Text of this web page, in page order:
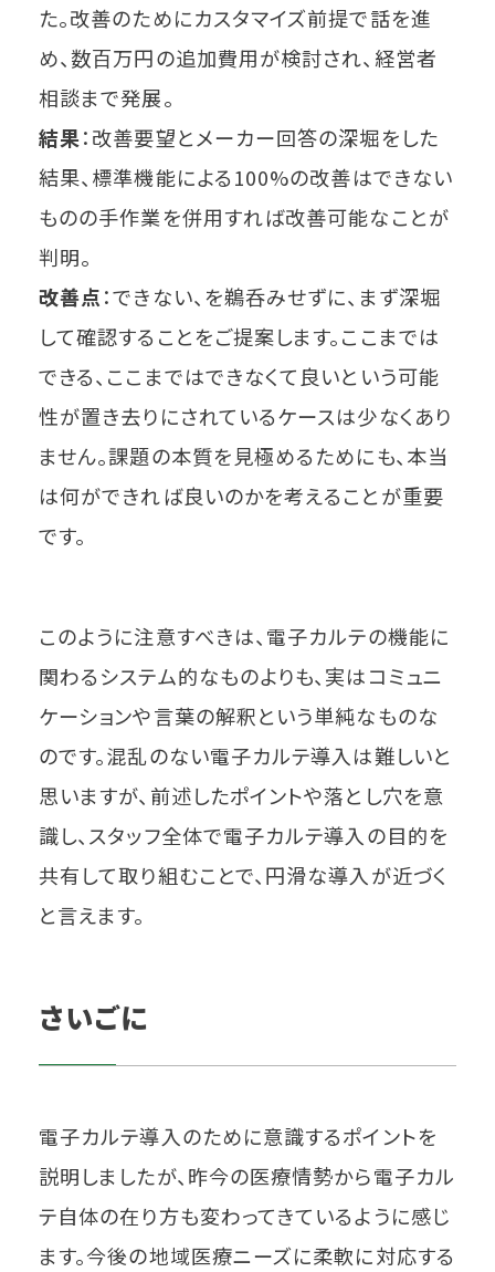
た。改善のためにカスタマイズ前提で話を進
め、数百万円の追加費用が検討され、経営者
相談まで発展。
結果：改善要望とメーカー回答の深堀をした
結果、標準機能による100%の改善はできない
ものの手作業を併用すれば改善可能なことが
判明。
改善点：できない、を鵜呑みせずに、まず深堀
して確認することをご提案します。ここまでは
できる、ここまではできなくて良いという可能
性が置き去りにされているケースは少なくあり
ません。課題の本質を見極めるためにも、本当
は何ができれば良いのかを考えることが重要
です。
このように注意すべきは、電子カルテの機能に
関わるシステム的なものよりも、実はコミュニ
ケーションや言葉の解釈という単純なものな
のです。混乱のない電子カルテ導入は難しいと
思いますが、前述したポイントや落とし穴を意
識し、スタッフ全体で電子カルテ導入の目的を
共有して取り組むことで、円滑な導入が近づく
と言えます。
さいごに
電子カルテ導入のために意識するポイントを
説明しましたが、昨今の医療情勢から電子カル
テ自体の在り方も変わってきているように感じ
ます。今後の地域医療ニーズに柔軟に対応する